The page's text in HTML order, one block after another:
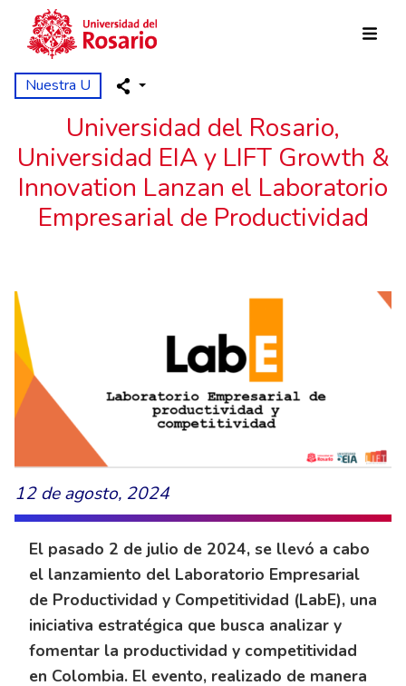
Pasar al contenido principal
Nuestra U
Universidad del Rosario,
Universidad EIA y LIFT Growth &
Innovation Lanzan el Laboratorio
Empresarial de Productividad
12 de agosto, 2024
El pasado 2 de julio de 2024, se llevó a cabo
el lanzamiento del Laboratorio Empresarial
de Productividad y Competitividad (LabE), una
iniciativa estratégica que busca analizar y
fomentar la productividad y competitividad
en Colombia. El evento, realizado de manera